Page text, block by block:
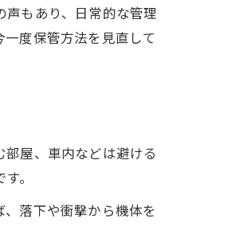
もあり、日常的な管理
度保管方法を見直して
屋、車内などは避ける
。
落下や衝撃から機体を